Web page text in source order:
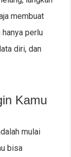
membuat
hanya perlu
diri, dan
Kamu
mulai
bisa